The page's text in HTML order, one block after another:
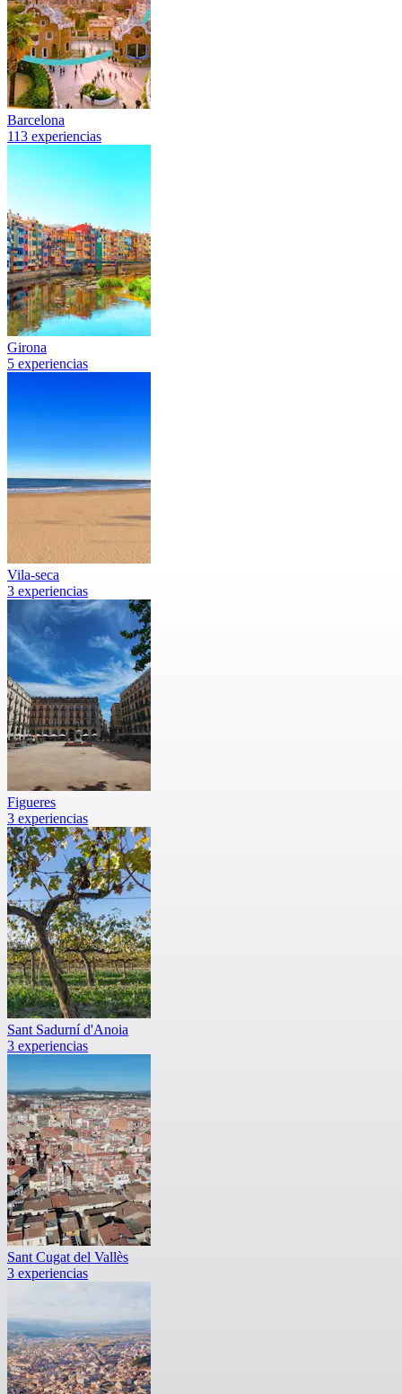
Barcelona
113 experiencias
Girona
5 experiencias
Vila-seca
3 experiencias
Figueres
3 experiencias
Sant Sadurní d'Anoia
3 experiencias
Sant Cugat del Vallès
3 experiencias